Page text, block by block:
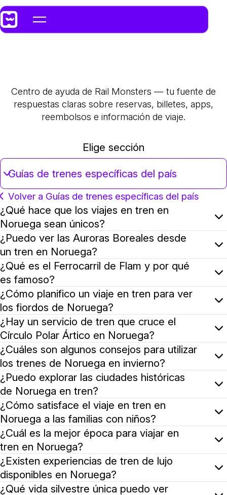
Centro de ayuda de Rail Monsters — tu fuente de
respuestas claras sobre reservas, billetes, apps,
reembolsos e información de viaje.
Elige sección
Guías de trenes específicas del país
Volver a Guías de trenes específicas del país
¿Qué hace que los viajes en tren en
Noruega sean únicos?
Los viajes en tren de Noruega son reconocidos por
¿Puedo ver las Auroras Boreales desde
un tren en Noruega?
Si bien las Auroras Boreales son mejor vistas en el
¿Qué es el Ferrocarril de Flam y por qué
es famoso?
El Ferrocarril de Flam, o Flåmsbana, es una de las
¿Cómo planifico un viaje en tren para ver
los fiordos de Noruega?
Para experimentar los majestuosos fiordos de
¿Hay un servicio de tren que cruce el
Círculo Polar Ártico en Noruega?
Sí, el Ferrocarril Nordland ofrece un viaje único que
¿Cuáles son algunos consejos para utilizar
los trenes de Noruega en invierno?
Viajar en tren en Noruega durante el invierno es una
¿Puedo explorar las ciudades históricas
de Noruega en tren?
Muchas de las ciudades históricas de Noruega, como
¿Cómo satisface el viaje en tren en
Noruega a las familias con niños?
Los trenes noruegos son familiares, con
¿Cuál es la mejor época para viajar en
tren en Noruega?
Cada estación ofrece una experiencia única de viaje
¿Existen experiencias de tren de lujo
disponibles en Noruega?
Aunque Noruega puede no ofrecer trenes de lujo en
¿Qué vida silvestre única puedo ver